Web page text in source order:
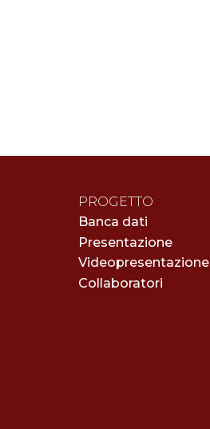
PROGETTO
Banca dati
Presentazione
Videopresentazione
Collaboratori